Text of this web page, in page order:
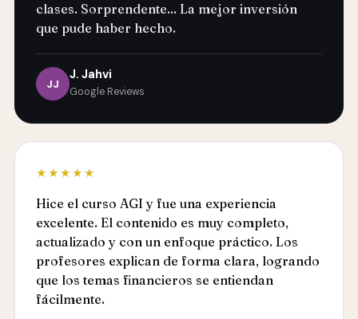
clases. Sorprendente... La mejor inversión
que pude haber hecho.
JJ
J. Jahvi
Google Reviews
★★★★★
Hice el curso AGI y fue una experiencia
excelente. El contenido es muy completo,
actualizado y con un enfoque práctico. Los
profesores explican de forma clara, logrando
que los temas financieros se entiendan
fácilmente.